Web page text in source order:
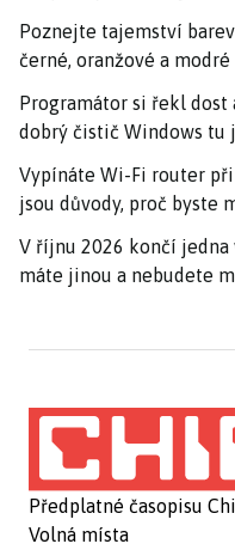
Poznejte tajemství
černé, oranžové a
Programátor si řekl dost
dobrý čistič Windows tu
Vypínáte Wi-Fi router
jsou důvody, proč byste
V říjnu 2026 končí jedna
máte jinou a nebudete
Předplatné časopisu
Volná místa